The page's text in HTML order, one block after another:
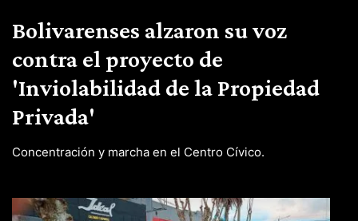
Bolivarenses alzaron su voz
contra el proyecto de
'Inviolabilidad de la Propiedad
Privada'
Concentración y marcha en el Centro Cívico.